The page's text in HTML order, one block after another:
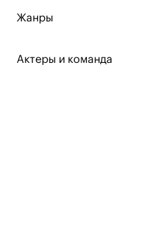
Жанры
Актеры и команда